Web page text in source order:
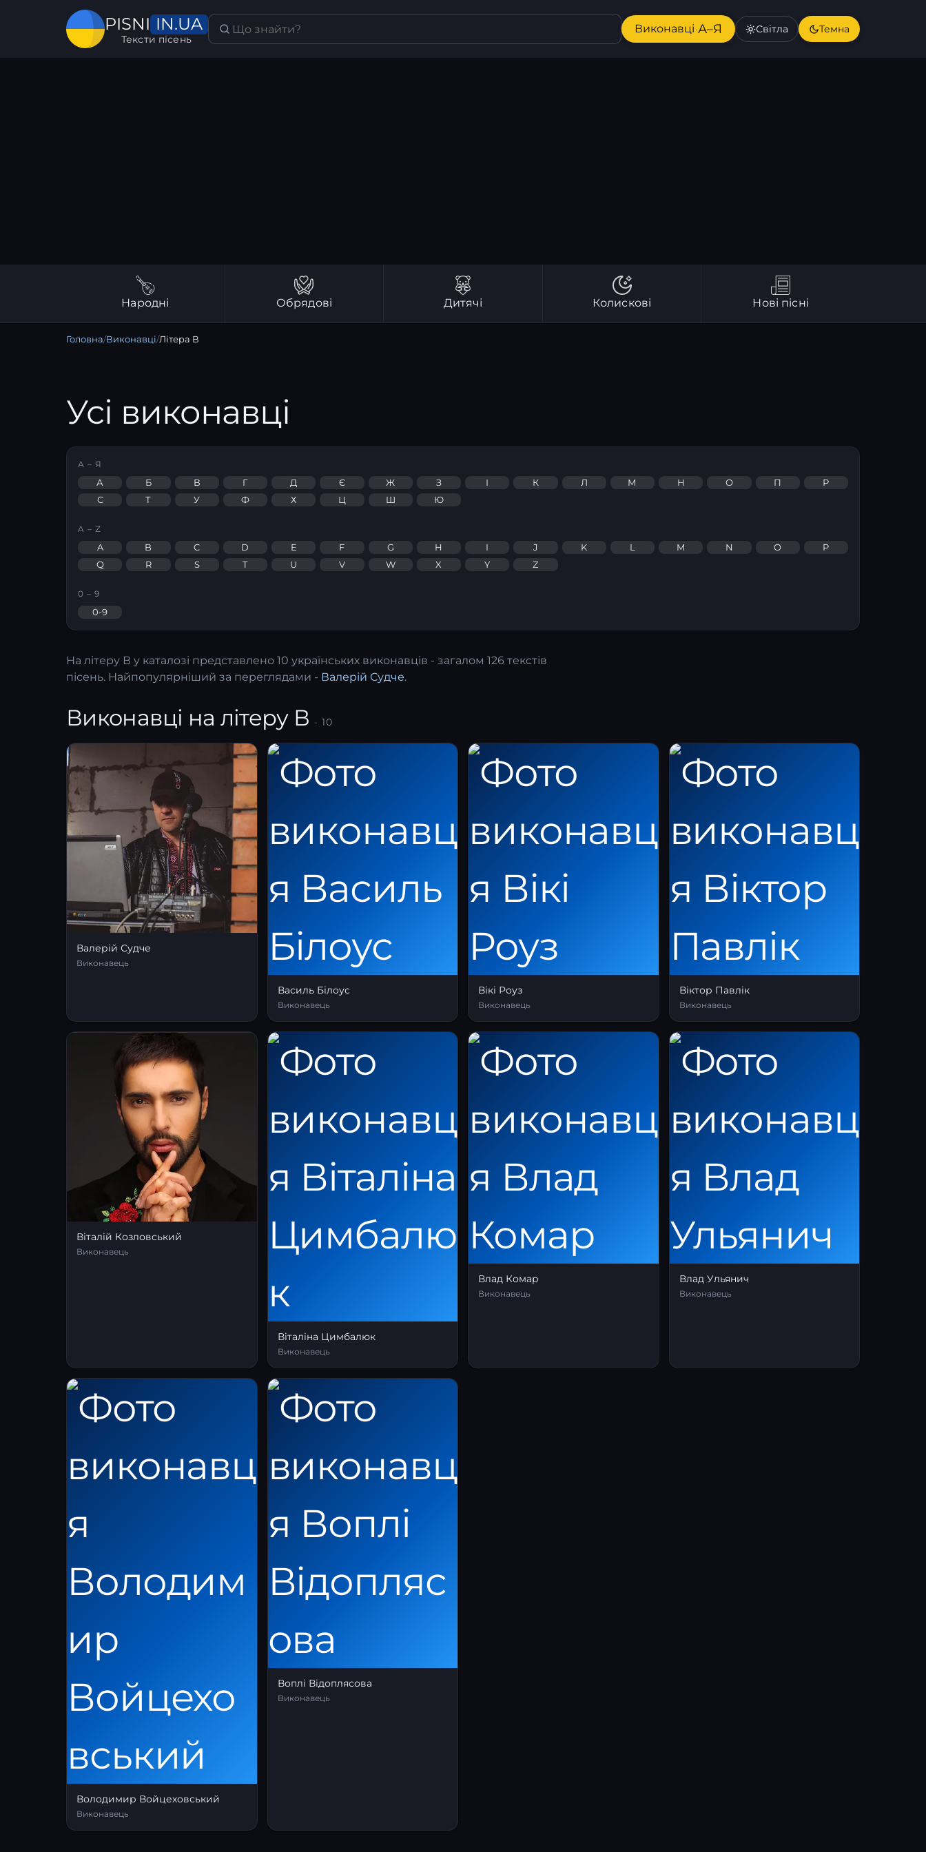
PISNI IN.UA
Тексти пісень
Виконавці·А–Я Світла Темна
Народні Обрядові Дитячі Колискові Нові пісні
Головна/Виконавці/Літера В
Усі виконавці
А – Я
А Б В Г Д Є Ж З І К Л М Н О П
Р
С
Т У Ф Х Ц Ш Ю
A – Z
A B C D E F G H I J K L M N O
P
Q
R S T U V W X Y Z
0 – 9
0-9
На літеру В у каталозі представлено 10 українських виконавців - загалом 126 текстів
пісень. Найпопулярніший за переглядами - Валерій Судче.
Виконавці на літеру В · 10
Валерій Судче
Виконавець
Василь Білоус
Виконавець
Вікі Роуз
Виконавець
Віктор Павлік
Виконавець
Віталій Козловський
Виконавець
Віталіна Цимбалюк
Виконавець
Влад Комар
Виконавець
Влад Ульянич
Виконавець
Володимир Войцеховський
Виконавець
Воплі Відоплясова
Виконавець